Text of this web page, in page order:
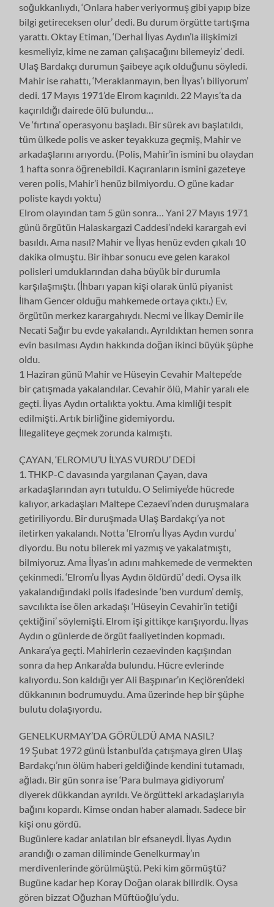
soğukkanlıydı, ‘Onlara haber veriyormuş gibi yapıp bize
bilgi getireceksen olur’ dedi. Bu durum örgütte tartışma
yarattı. Oktay Etiman, ‘Derhal İlyas Aydın’la ilişkimizi
kesmeliyiz, kime ne zaman çalışacağını bilemeyiz’ dedi.
Ulaş Bardakçı durumun şaibeye açık olduğunu söyledi.
Mahir ise rahattı, ‘Meraklanmayın, ben İlyas’ı biliyorum’
dedi. 17 Mayıs 1971’de Elrom kaçırıldı. 22 Mayıs’ta da
kaçırıldığı dairede ölü bulundu…
Ve ‘fırtına’ operasyonu başladı. Bir sürek avı başlatıldı,
tüm ülkede polis ve asker teyakkuza geçmiş, Mahir ve
arkadaşlarını arıyordu. (Polis, Mahir’in ismini bu olaydan
1 hafta sonra öğrenebildi. Kaçıranların ismini gazeteye
veren polis, Mahir’i henüz bilmiyordu. O güne kadar
poliste kaydı yoktu)
Elrom olayından tam 5 gün sonra… Yani 27 Mayıs 1971
günü örgütün Halaskargazi Caddesi’ndeki karargah evi
basıldı. Ama nasıl? Mahir ve İlyas henüz evden çıkalı 10
dakika olmuştu. Bir ihbar sonucu eve gelen karakol
polisleri umduklarından daha büyük bir durumla
karşılaşmıştı. (İhbarı yapan kişi olarak ünlü piyanist
İlham Gencer olduğu mahkemede ortaya çıktı.) Ev,
örgütün merkez karargahıydı. Necmi ve İlkay Demir ile
Necati Sağır bu evde yakalandı. Ayrıldıktan hemen sonra
evin basılması Aydın hakkında doğan ikinci büyük şüphe
oldu.
1 Haziran günü Mahir ve Hüseyin Cevahir Maltepe’de
bir çatışmada yakalandılar. Cevahir ölü, Mahir yaralı ele
geçti. İlyas Aydın ortalıkta yoktu. Ama kimliği tespit
edilmişti. Artık birliğine gidemiyordu.
İllegaliteye geçmek zorunda kalmıştı.
ÇAYAN, ‘ELROMU’U İLYAS VURDU’ DEDİ
1. THKP-C davasında yargılanan Çayan, dava
arkadaşlarından ayrı tutuldu. O Selimiye’de hücrede
kalıyor, arkadaşları Maltepe Cezaevi’nden duruşmalara
getiriliyordu. Bir duruşmada Ulaş Bardakçı’ya not
iletirken yakalandı. Notta ‘Elrom’u İlyas Aydın vurdu’
diyordu. Bu notu bilerek mi yazmış ve yakalatmıştı,
bilmiyoruz. Ama İlyas’ın adını mahkemede de vermekten
çekinmedi. ‘Elrom’u İlyas Aydın öldürdü’ dedi. Oysa ilk
yakalandığındaki polis ifadesinde ‘ben vurdum’ demiş,
savcılıkta ise ölen arkadaşı ‘Hüseyin Cevahir’in tetiği
çektiğini’ söylemişti. Elrom işi gittikçe karışıyordu. İlyas
Aydın o günlerde de örgüt faaliyetinden kopmadı.
Ankara’ya geçti. Mahirlerin cezaevinden kaçışından
sonra da hep Ankara’da bulundu. Hücre evlerinde
kalıyordu. Son kaldığı yer Ali Başpınar’ın Keçiören’deki
dükkanının bodrumuydu. Ama üzerinde hep bir şüphe
bulutu dolaşıyordu.
GENELKURMAY’DA GÖRÜLDÜ AMA NASIL?
19 Şubat 1972 günü İstanbul’da çatışmaya giren Ulaş
Bardakçı’nın ölüm haberi geldiğinde kendini tutamadı,
ağladı. Bir gün sonra ise ‘Para bulmaya gidiyorum’
diyerek dükkandan ayrıldı. Ve örgütteki arkadaşlarıyla
bağını kopardı. Kimse ondan haber alamadı. Sadece bir
kişi onu gördü.
Bugünlere kadar anlatılan bir efsaneydi. İlyas Aydın
arandığı o zaman diliminde Genelkurmay’ın
merdivenlerinde görülmüştü. Peki kim görmüştü?
Bugüne kadar hep Koray Doğan olarak bilirdik. Oysa
gören bizzat Oğuzhan Müftüoğlu’ydu.